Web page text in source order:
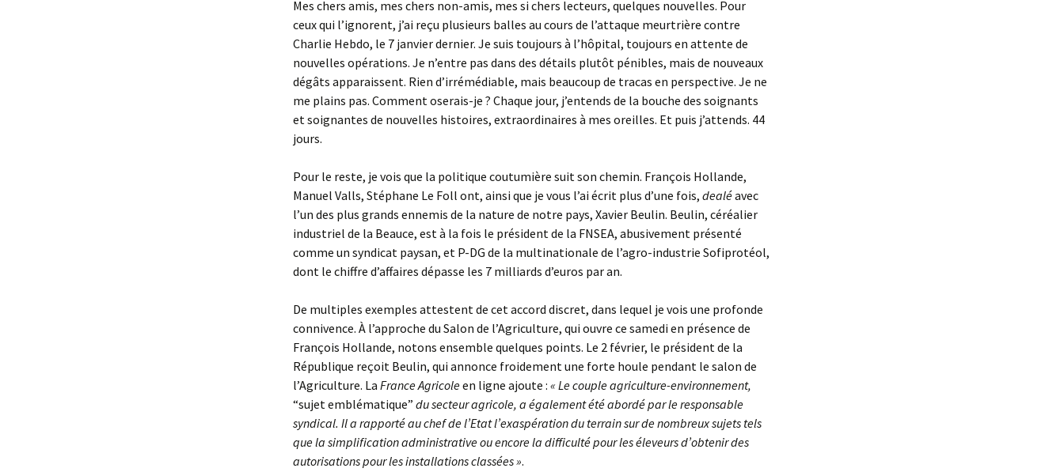
Mes chers amis, mes chers non-amis, mes si chers lecteurs, quelques nouvelles. Pour
ceux qui l’ignorent, j’ai reçu plusieurs balles au cours de l’attaque meurtrière contre
Charlie Hebdo, le 7 janvier dernier. Je suis toujours à l’hôpital, toujours en attente de
nouvelles opérations. Je n’entre pas dans des détails plutôt pénibles, mais de nouveaux
dégâts apparaissent. Rien d’irrémédiable, mais beaucoup de tracas en perspective. Je ne
me plains pas. Comment oserais-je ? Chaque jour, j’entends de la bouche des soignants
et soignantes de nouvelles histoires, extraordinaires à mes oreilles. Et puis j’attends. 44
jours.
Pour le reste, je vois que la politique coutumière suit son chemin. François Hollande,
Manuel Valls, Stéphane Le Foll ont, ainsi que je vous l’ai écrit plus d’une fois, dealéavec
l’un des plus grands ennemis de la nature de notre pays, Xavier Beulin. Beulin, céréalier
industriel de la Beauce, est à la fois le président de la FNSEA, abusivement présenté
comme un syndicat paysan, et P-DG de la multinationale de l’agro-industrie Sofiprotéol,
dont le chiffre d’affaires dépasse les 7 milliards d’euros par an.
De multiples exemples attestent de cet accord discret, dans lequel je vois une profonde
connivence. À l’approche du Salon de l’Agriculture, qui ouvre ce samedi en présence de
François Hollande, notons ensemble quelques points. Le 2 février, le président de la
République reçoit Beulin, qui annonce froidement une forte houle pendant le salon de
l’Agriculture. La France Agricoleen ligne ajoute : « Le couple agriculture-environnement,
“sujet emblématique” du secteur agricole, a également été abordé par le responsable
syndical. Il a rapporté au chef de l’Etat l’exaspération du terrain sur de nombreux sujets tels
que la simplification administrative ou encore la difficulté pour les éleveurs d’obtenir des
autorisations pour les installations classées ».